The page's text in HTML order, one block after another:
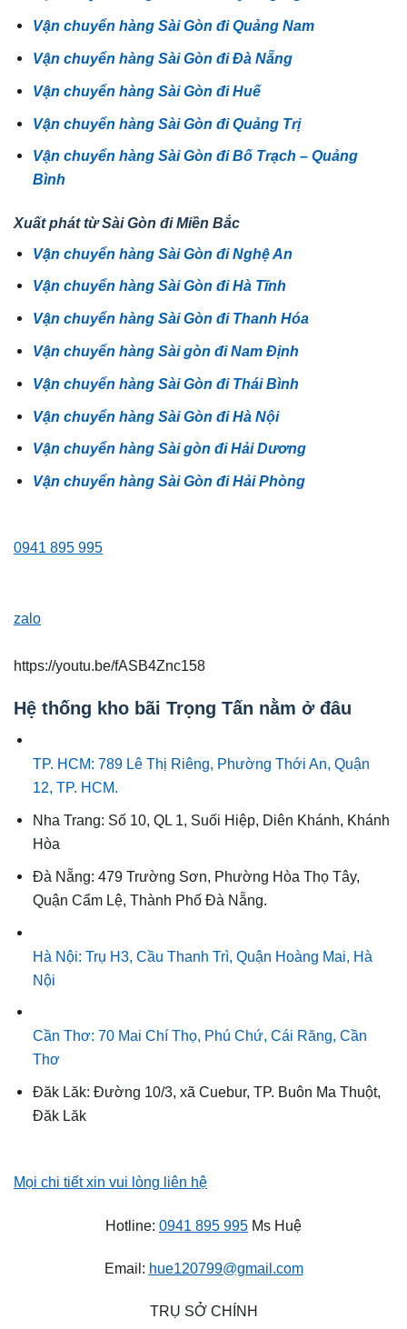
Vận chuyển hàng Sài Gòn đi Quảng Nam
Vận chuyển hàng Sài Gòn đi Đà Nẵng
Vận chuyển hàng Sài Gòn đi Huế
Vận chuyển hàng Sài Gòn đi Quảng Trị
Vận chuyển hàng Sài Gòn đi Bố Trạch – Quảng
Bình
Xuất phát từ Sài Gòn đi Miền Bắc
Vận chuyển hàng Sài Gòn đi Nghệ An
Vận chuyển hàng Sài Gòn đi Hà Tĩnh
Vận chuyển hàng Sài Gòn đi Thanh Hóa
Vận chuyển hàng Sài gòn đi Nam Định
Vận chuyển hàng Sài Gòn đi Thái Bình
Vận chuyển hàng Sài Gòn đi Hà Nội
Vận chuyển hàng Sài gòn đi Hải Dương
Vận chuyển hàng Sài Gòn đi Hải Phòng
0941 895 995
zalo
https://youtu.be/fASB4Znc158
Hệ thống kho bãi Trọng Tấn nằm ở đâu
TP. HCM: 789 Lê Thị Riêng, Phường Thới An, Quận
12, TP. HCM.
Nha Trang: Số 10, QL 1, Suối Hiệp, Diên Khánh, Khánh
Hòa
Đà Nẵng: 479 Trường Sơn, Phường Hòa Thọ Tây,
Quận Cẩm Lệ, Thành Phố Đà Nẵng.
Hà Nội: Trụ H3, Cầu Thanh Trì, Quận Hoàng Mai, Hà
Nội
Cần Thơ: 70 Mai Chí Thọ, Phú Chứ, Cái Răng, Cần
Thơ
Đăk Lăk: Đường 10/3, xã Cuebur, TP. Buôn Ma Thuột,
Đăk Lăk
Mọi chi tiết xin vui lòng liên hệ
Hotline: 0941 895 995 Ms Huệ
Email: hue120799@gmail.com
TRỤ SỞ CHÍNH